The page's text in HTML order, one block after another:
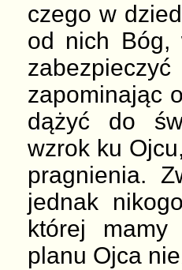
czego w
od nich Bóg,
zapominając
dążyć do
wzrok ku
pragnienia.
jednak
której mamy
planu Ojca